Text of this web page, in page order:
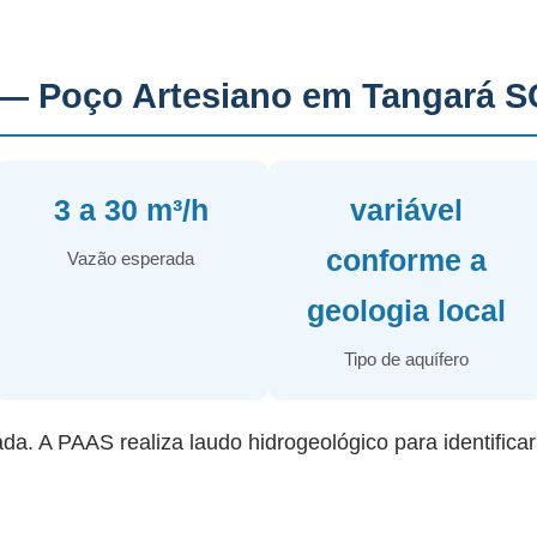
Poço Artesiano em Tangará
3 a 30 m³/h
Vazão esperada
variável
conforme a
geologia local
Tipo de aquífero
A PAAS realiza laudo hidrogeológico para